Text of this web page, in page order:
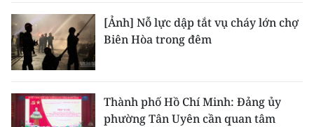
[Ảnh] Nỗ lực dập tắt vụ cháy lớn chợ
Biên Hòa trong đêm
Thành phố Hồ Chí Minh: Đảng ủy
phường Tân Uyên cần quan tâm